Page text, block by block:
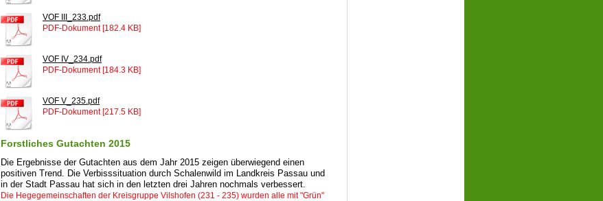
VOF III_233.pdf
PDF-Dokument [182.4 KB]
VOF IV_234.pdf
PDF-Dokument [184.3 KB]
VOF V_235.pdf
PDF-Dokument [217.5 KB]
Forstliches Gutachten 2015
Die Ergebnisse der Gutachten aus dem Jahr 2015 zeigen überwiegend einen
positiven Trend. Die Verbisssituation durch Schalenwild im Landkreis Passau und
in der Stadt Passau hat sich in den letzten drei Jahren nochmals verbessert.
Die Hegegemeinschaften der Kreisgruppe Vilshofen (231 - 235) wurden alle mit "Grün"